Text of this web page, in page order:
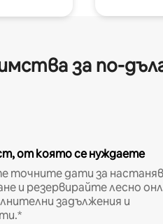
за по-
от която се нуждаете
точните дати за
и резервирайте лесно
задължения и